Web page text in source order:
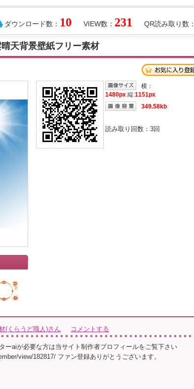
QR読み取り数：
VIEW数： 231
ダウンロード数： 10
天背景壁紙フリー素材
横：
1480px 縦:1151px
349.58kb
読み取り回数： 3回
(くらうど職人)さん コメントする
ーaiが必要な方は当サイト制作者プロフィールをご覧下さい
view/182817/ ファン登録ありがとうございます。